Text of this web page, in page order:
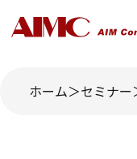
ホーム セミナー